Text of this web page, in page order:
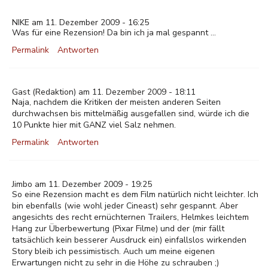
NIKE am 11. Dezember 2009 - 16:25
Was für eine Rezension! Da bin ich ja mal gespannt ...
Permalink
Antworten
Gast (Redaktion) am 11. Dezember 2009 - 18:11
Naja, nachdem die Kritiken der meisten anderen Seiten
durchwachsen bis mittelmäßig ausgefallen sind, würde ich die
10 Punkte hier mit GANZ viel Salz nehmen.
Permalink
Antworten
Jimbo am 11. Dezember 2009 - 19:25
So eine Rezension macht es dem Film natürlich nicht leichter. Ich
bin ebenfalls (wie wohl jeder Cineast) sehr gespannt. Aber
angesichts des recht ernüchternen Trailers, Helmkes leichtem
Hang zur Überbewertung (Pixar Filme) und der (mir fällt
tatsächlich kein besserer Ausdruck ein) einfallslos wirkenden
Story bleib ich pessimistisch. Auch um meine eigenen
Erwartungen nicht zu sehr in die Höhe zu schrauben ;)